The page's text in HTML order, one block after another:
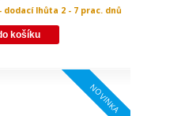
dodací lhůta 2 - 7 prac. dnů
košíku
NOVINKA